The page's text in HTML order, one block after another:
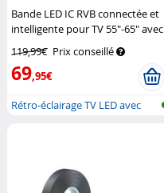
Bande LED IC RVB connectée et
intelligente pour TV 55"-65" avec
Luminea Home Control
119,99€ Prix conseillé
69,95€
Rétro-éclairage TV LED avec